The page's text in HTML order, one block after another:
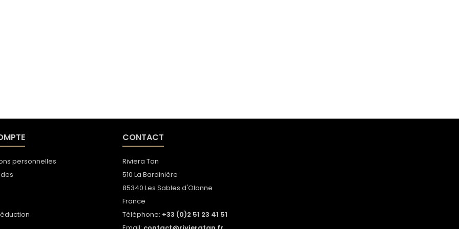
personnelles
CONTACT
Riviera Tan
510 La Bardinière
85340 Les Sables d'Olonne
France
Téléphone: +33 (0)2 51 23 41 51